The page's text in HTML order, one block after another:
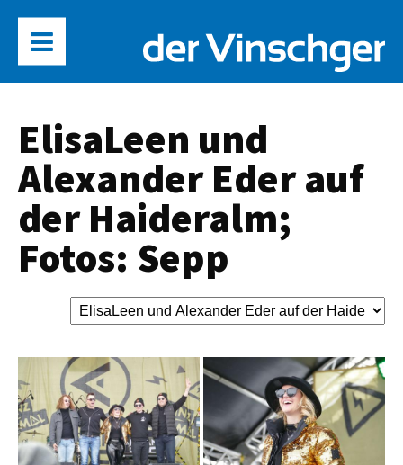
ElisaLeen und
Alexander Eder auf
der Haideralm;
Fotos: Sepp